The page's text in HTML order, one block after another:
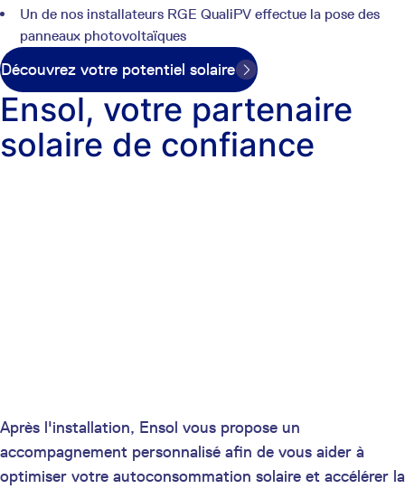
Un de nos installateurs RGE QualiPV effectue la pose des
panneaux photovoltaïques
Découvrez votre potentiel solaire
Ensol, votre partenaire
solaire de confiance
Après l'installation, Ensol vous propose un
accompagnement personnalisé afin de vous aider à
optimiser votre autoconsommation solaire et accélérer la